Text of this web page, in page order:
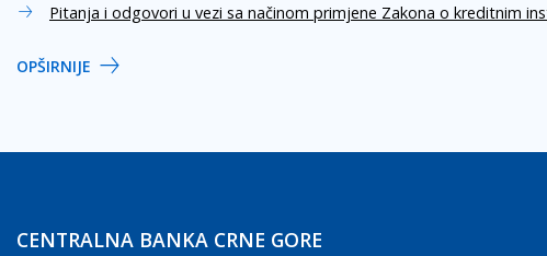
Pitanja i odgovori u vezi sa načinom primjene Zakona o kreditnim
OPŠIRNIJE
CENTRALNA BANKA CRNE GORE